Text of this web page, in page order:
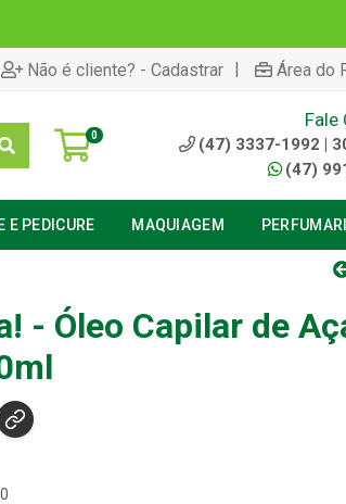
Não é cliente? - Cadastrar | Área do
0
Fale
(47) 3337-1992 |
(47)
E PEDICURE MAQUIAGEM
- Óleo Capilar de